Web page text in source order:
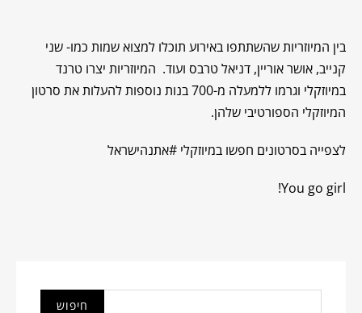
בין המיוזריות שהשתתפו באירוע תוכלו למצוא שמות כמו- שני
קנייב, אושר אוריין, דניאל טרבס ועוד. המיוזריות יצרו טרנד
במיוזקלי וגרמו ללמעלה מ-700 בנות נוספות להעלות את סרטון
המיוזקלי הספורטיבי שלהן.
לצפייה בסרטונים חפשו במיוזקלי #אתנהישראל
You go girl!